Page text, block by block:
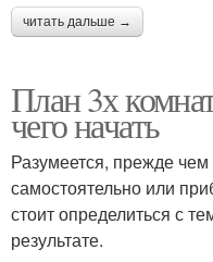
читать дальше →
План 3х
чего начать
Разумеется, прежде чем
самостоятельно или
стоит определиться с
результате.